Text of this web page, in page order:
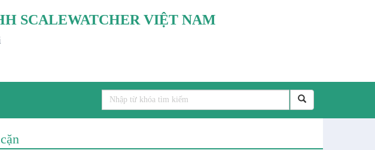
SCALEWATCHER VIỆT NAM